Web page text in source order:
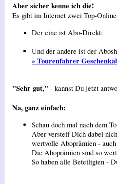
Aber sicher kenne ich die!
Es gibt im Internet zwei Top-
Der eine ist Abo-Direkt:
Und der andere ist der
» Tourenfahrer
"Sehr gut," - kannst Du jetzt
Na, ganz einfach:
Schau doch mal nach dem
Aber versteif Dich dabei
wertvolle Aboprämien -
Die Aboprämien sind so
So haben alle Beteiligten -